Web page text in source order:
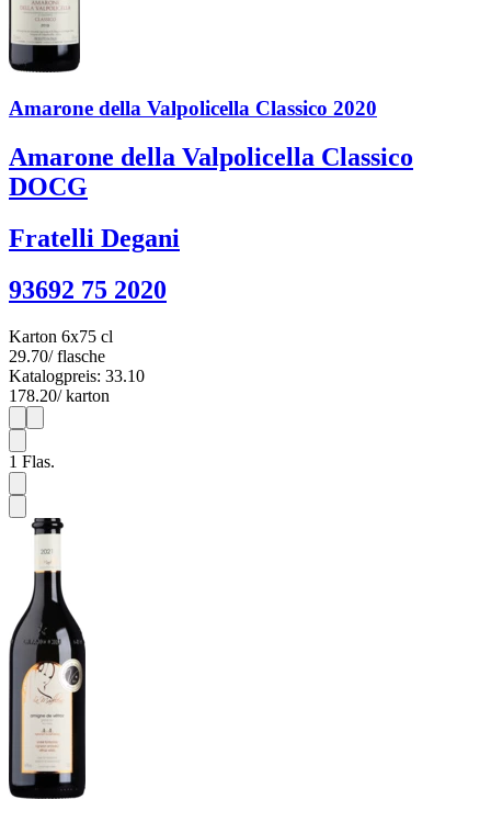
Amarone della Valpolicella Classico 2020
Amarone della Valpolicella Classico
DOCG
Fratelli Degani
93692 75 2020
Karton 6x75 cl
29.70/ flasche
Katalogpreis: 33.10
178.20/ karton
1
1 Flas.